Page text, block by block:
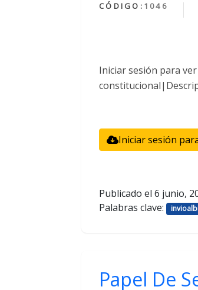
CÓDIGO: 1046
Iniciar sesión para
Iniciar sesión
Publicado el 6 junio,
Palabras clave:
Papel De